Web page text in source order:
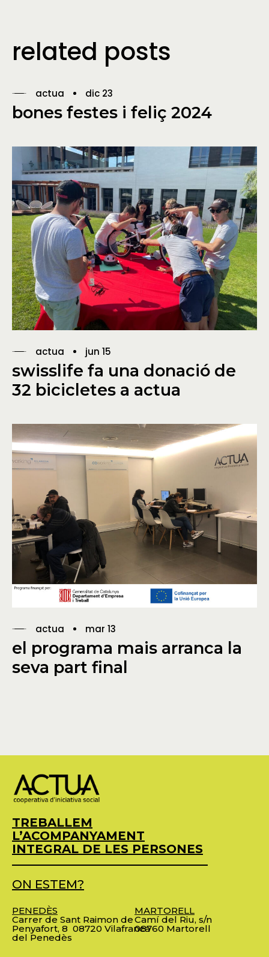
related posts
actua dic 23
bones festes i feliç 2024
actua jun 15
swisslife fa una donació de
32 bicicletes a actua
actua mar 13
el programa mais arranca la
seva part final
TREBALLEM
L’ACOMPANYAMENT
INTEGRAL DE LES PERSONES
ON ESTEM?
PENEDÈS
Carrer de Sant Raimon de
Penyafort, 8 08720 Vilafranca
del Penedès
MARTORELL
Camí del Riu, s/n
08760 Martorell